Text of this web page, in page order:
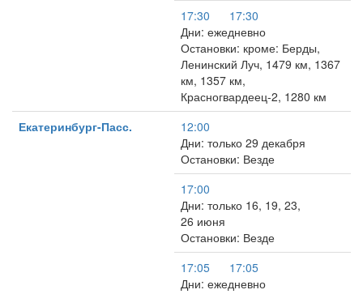
17:30
17:30
Дни: ежедневно
Остановки: кроме: Берды,
Ленинский Луч, 1479 км, 1367
км, 1357 км,
Красногвардеец-2, 1280 км
Екатеринбург-Пасс.
12:00
Дни: только 29 декабря
Остановки: Везде
17:00
Дни: только 16, 19, 23,
26 июня
Остановки: Везде
17:05
17:05
Дни: ежедневно